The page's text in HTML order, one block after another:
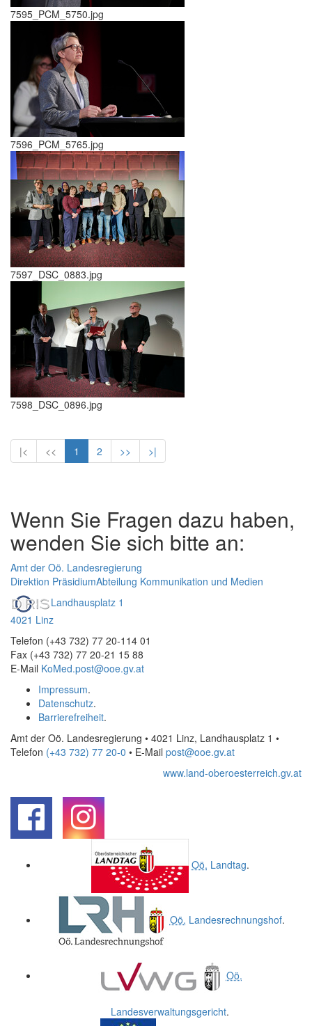
7595_PCM_5750.jpg
7596_PCM_5765.jpg
7597_DSC_0883.jpg
7598_DSC_0896.jpg
|< << 1 2 >> >|
Wenn Sie Fragen dazu haben,
wenden Sie sich bitte an:
Amt der Oö. Landesregierung
Direktion PräsidiumAbteilung Kommunikation und Medien
Landhausplatz 1
4021 Linz
Telefon (+43 732) 77 20-114 01
Fax (+43 732) 77 20-21 15 88
E-Mail KoMed.post@ooe.gv.at
Impressum.
Datenschutz.
Barrierefreiheit.
Amt der Oö. Landesregierung • 4021 Linz, Landhausplatz 1 •
Telefon (+43 732) 77 20-0 • E-Mail post@ooe.gv.at
www.land-oberoesterreich.gv.at
Oö. Landtag.
Oö. Landesrechnungshof.
Oö.
Landesverwaltungsgericht.